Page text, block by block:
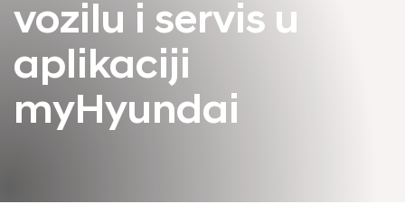
vozilu i servis u
aplikaciji
myHyundai